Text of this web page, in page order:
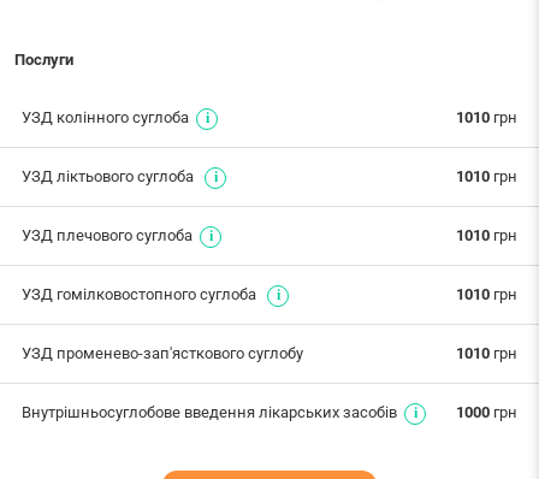
Послуги
1010 грн
УЗД колінного суглоба
1010 грн
УЗД ліктьового суглоба
1010 грн
УЗД плечового суглоба
1010 грн
УЗД гомілковостопного суглоба
1010 грн
УЗД променево-зап'ясткового суглобу
1000 грн
Внутрішньосуглобове введення лікарських засобів